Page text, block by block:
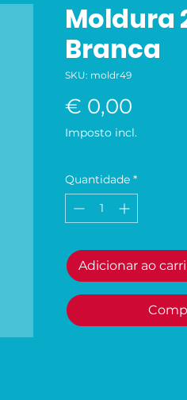
Moldura
Branca
SKU: moldr49
€ 0,00
Imposto incl.
Quantidade *
Adicionar ao